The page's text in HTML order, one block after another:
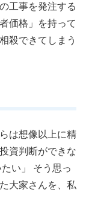
工事を発注する
価格」を持って
殺できてしまう
は想像以上に精
資判断ができな
い」 そう思っ
大家さんを、私